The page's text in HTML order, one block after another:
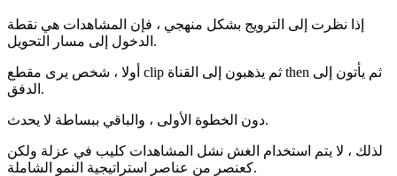
إذا نظرت إلى الترويج بشكل منهجي ، فإن المشاهدات هي نقطة
الدخول إلى مسار التحويل.
أولا ، شخص يرى مقطع clip ثم يذهبون إلى القناة then ثم يأتون إلى
الدفق.
دون الخطوة الأولى ، والباقي ببساطة لا يحدث.
لذلك ، لا يتم استخدام الغش نشل المشاهدات كليب في عزلة ولكن
كعنصر من عناصر استراتيجية النمو الشاملة.